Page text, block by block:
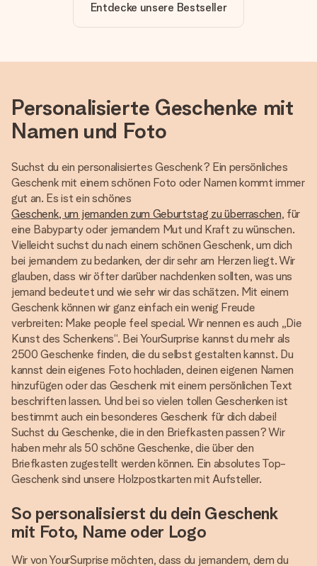
Entdecke unsere Bestseller
Personalisierte Geschenke mit
Namen und Foto
Suchst du ein personalisiertes Geschenk? Ein persönliches
Geschenk mit einem schönen Foto oder Namen kommt immer
gut an. Es ist ein schönes
Geschenk, um jemanden zum Geburtstag zu überraschen, für
eine Babyparty oder jemandem Mut und Kraft zu wünschen.
Vielleicht suchst du nach einem schönen Geschenk, um dich
bei jemandem zu bedanken, der dir sehr am Herzen liegt. Wir
glauben, dass wir öfter darüber nachdenken sollten, was uns
jemand bedeutet und wie sehr wir das schätzen. Mit einem
Geschenk können wir ganz einfach ein wenig Freude
verbreiten: Make people feel special. Wir nennen es auch „Die
Kunst des Schenkens“. Bei YourSurprise kannst du mehr als
2500 Geschenke finden, die du selbst gestalten kannst. Du
kannst dein eigenes Foto hochladen, deinen eigenen Namen
hinzufügen oder das Geschenk mit einem persönlichen Text
beschriften lassen. Und bei so vielen tollen Geschenken ist
bestimmt auch ein besonderes Geschenk für dich dabei!
Suchst du Geschenke, die in den Briefkasten passen? Wir
haben mehr als 50 schöne Geschenke, die über den
Briefkasten zugestellt werden können. Ein absolutes Top-
Geschenk sind unsere Holzpostkarten mit Aufsteller.
So personalisierst du dein Geschenk
mit Foto, Name oder Logo
Wir von YourSurprise möchten, dass du jemandem, dem du